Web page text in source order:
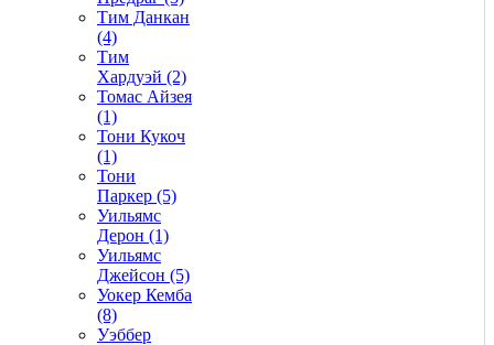
Тим Данкан
(4)
Тим
Хардуэй (2)
Томас Айзея
(1)
Тони Кукоч
(1)
Тони
Паркер (5)
Уильямс
Дерон (1)
Уильямс
Джейсон (5)
Уокер Кемба
(8)
Уэббер